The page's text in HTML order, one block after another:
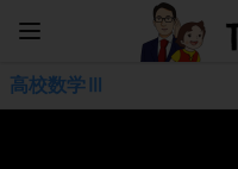
高校数学Ⅲ